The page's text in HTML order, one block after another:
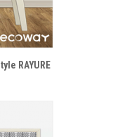
RAYURE